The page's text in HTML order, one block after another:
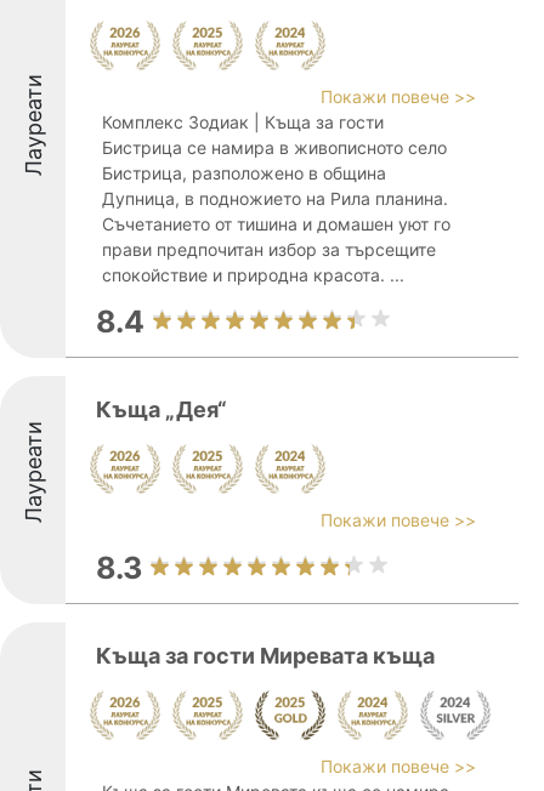
Лауреати
Покажи повече >>
Комплекс Зодиак | Къща за гости
Бистрица се намира в живописното село
Бистрица, разположено в община
Дупница, в подножието на Рила планина.
Съчетанието от тишина и домашен уют го
прави предпочитан избор за търсещите
спокойствие и природна красота. ...
8.4
Лауреати
Къща „Дея“
Покажи повече >>
8.3
Къща за гости Миревата къща
Покажи повече >>